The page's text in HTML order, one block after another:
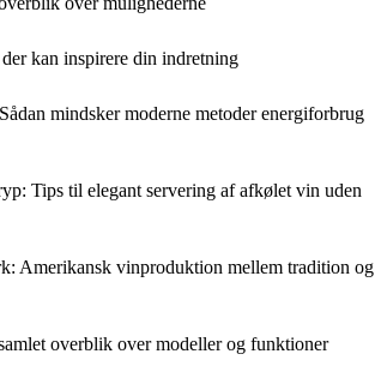
kan inspirere din indretning
mindsker moderne metoder energiforbrug
Tips til elegant servering af afkølet vin uden
Amerikansk vinproduktion mellem tradition og
overblik over modeller og funktioner